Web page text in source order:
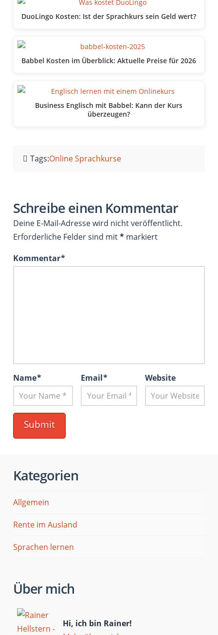
DuoLingo Kosten: Ist der Sprachkurs sein Geld wert?
Babbel Kosten im Überblick: Aktuelle Preise für 2026
Business Englisch mit Babbel: Kann der Kurs
überzeugen?
Tags:Online Sprachkurse
Schreibe einen Kommentar
Deine E-Mail-Adresse wird nicht veröffentlicht.
Erforderliche Felder sind mit*markiert
Kommentar*
Name* Email* Website
Kategorien
Allgemein
Rente im Ausland
Sprachen lernen
Über mich
Hi, ich bin Rainer!